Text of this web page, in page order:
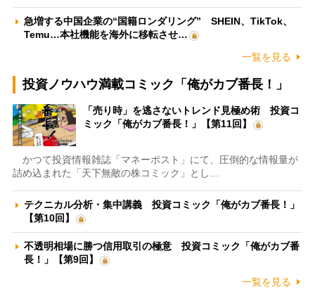
急増する中国企業の“国籍ロンダリング” SHEIN、TikTok、
Temu…本社機能を海外に移転させ…
一覧を見る
投資ノウハウ満載コミック「俺がカブ番長！」
「売り時」を逃さないトレンド見極め術 投資コ
ミック「俺がカブ番長！」【第11回】
かつて投資情報雑誌「マネーポスト」にて、圧倒的な情報量が
詰め込まれた「天下無敵の株コミック」とし…
テクニカル分析・集中講義 投資コミック「俺がカブ番長！」
【第10回】
不透明相場に勝つ信用取引の極意 投資コミック「俺がカブ番
長！」【第9回】
一覧を見る